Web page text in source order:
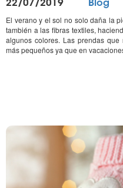
Publicado
el
22/07/2019 Blog
El verano y el sol no solo daña la
también a las fibras textiles,
algunos colores. Las prendas
más pequeños ya que en